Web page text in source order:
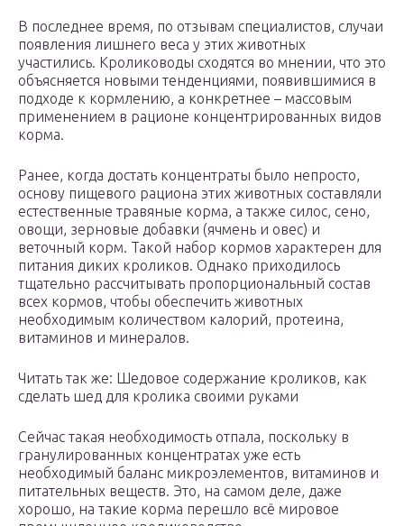
В последнее время, по отзывам специалистов, случаи
появления лишнего веса у этих животных
участились. Кролиководы сходятся во мнении, что это
объясняется новыми тенденциями, появившимися в
подходе к кормлению, а конкретнее – массовым
применением в рационе концентрированных видов
корма.
Ранее, когда достать концентраты было непросто,
основу пищевого рациона этих животных составляли
естественные травяные корма, а также силос, сено,
овощи, зерновые добавки (ячмень и овес) и
веточный корм. Такой набор кормов характерен для
питания диких кроликов. Однако приходилось
тщательно рассчитывать пропорциональный состав
всех кормов, чтобы обеспечить животных
необходимым количеством калорий, протеина,
витаминов и минералов.
Читать так же: Шедовое содержание кроликов, как
сделать шед для кролика своими руками
Сейчас такая необходимость отпала, поскольку в
гранулированных концентратах уже есть
необходимый баланс микроэлементов, витаминов и
питательных веществ. Это, на самом деле, даже
хорошо, на такие корма перешло всё мировое